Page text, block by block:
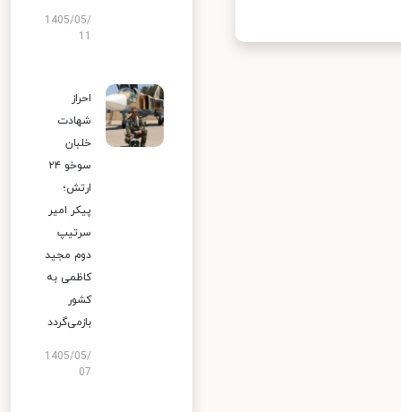
1405/05/
احراز
شهادت
خلبان
سوخو ۲۴
ارتش؛
پیکر امیر
سرتیپ
دوم مجید
کاظمی به
کشور
بازمی‌گردد
1405/05/
07